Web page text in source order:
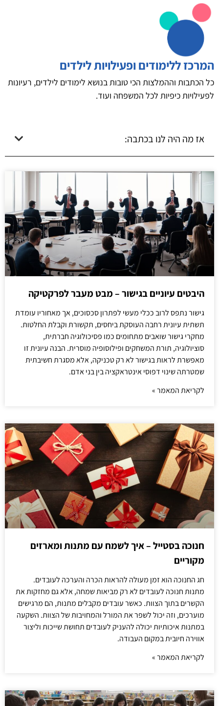
המרכז ללימודים ופעילויות לילדים
כל הכתבות וההמלצות הכי טובות בנושא לימודים לילדים, רעיונות
לפעילויות כיפיות לכל המשפחה ועוד.
אז מה היה לנו בכתבה:
היבטים עיוניים בגישור – מבט מעבר לפרקטיקה
גישור נתפס לרוב ככלי מעשי לפתרון סכסוכים, אך מאחוריו עומדת
תשתית עיונית רחבה העוסקת ביחסים, תקשורת וקבלת החלטות.
מחקרי גישור שואבים מתחומים כמו פסיכולוגיה חברתית,
סוציולוגיה, תורת המשחקים ופילוסופיה מוסרית. הבנה עיונית זו
מאפשרת לראות בגישור לא רק טכניקה, אלא מסגרת חשיבתית
שמטרתה שינוי דפוסי אינטראקציה בין בני אדם.
לקריאת המאמר »
חנוכה בסטייל – איך לשמח עם מתנות ומארזים
מקוריים
חג החנוכה הוא זמן מעולה להראות הכרה והערכה לעובדים.
מתנות חנוכה לעובדים לא רק מביאות שמחה, אלא גם מחזקות את
הקשרים בתוך הצוות. כאשר עובדים מקבלים מתנות, הם מרגישים
מוערכים, וזה יכול לשפר את המורל והמחויבות של הצוות. השקעה
במתנות איכותיות יכולה להעניק לעובדים תחושת שייכות וליצור
אווירה חיובית במקום העבודה.
לקריאת המאמר »